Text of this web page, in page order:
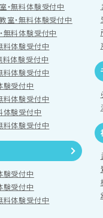
・無料体験受付中
室・無料体験受付中
無料体験受付中
料体験受付中
料体験受付中
料体験受付中
験受付中
料体験受付中
体験受付中
料体験受付中
験受付中
験受付中
料体験受付中